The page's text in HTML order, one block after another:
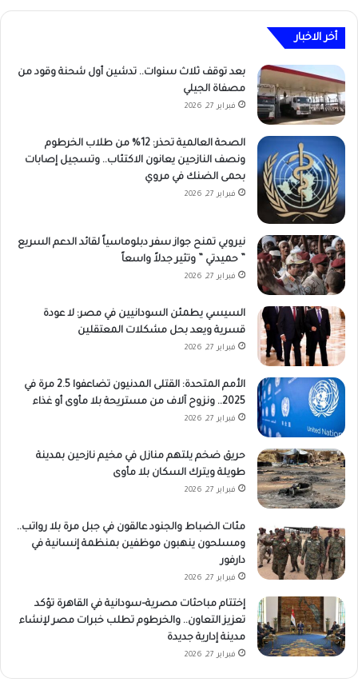
أخر الاخبار
بعد توقف ثلاث سنوات.. تدشين أول شحنة وقود من
مصفاة الجيلي
فبراير 27, 2026
الصحة العالمية تحذر: 12% من طلاب الخرطوم
ونصف النازحين يعانون الاكتئاب.. وتسجيل إصابات
بحمى الضنك في مروي
فبراير 27, 2026
نيروبي تمنح جواز سفر دبلوماسياً لقائد الدعم السريع
” حميدتي ” وتثير جدلاً واسعاً
فبراير 27, 2026
السيسي يطمئن السودانيين في مصر: لا عودة
قسرية ويعد بحل مشكلات المعتقلين
فبراير 27, 2026
الأمم المتحدة: القتلى المدنيون تضاعفوا 2.5 مرة في
2025.. ونزوح آلاف من مستريحة بلا مأوى أو غذاء
فبراير 27, 2026
حريق ضخم يلتهم منازل في مخيم نازحين بمدينة
طويلة ويترك السكان بلا مأوى
فبراير 27, 2026
مئات الضباط والجنود عالقون في جبل مرة بلا رواتب..
ومسلحون ينهبون موظفين بمنظمة إنسانية في
دارفور
فبراير 27, 2026
إختتام مباحثات مصرية–سودانية في القاهرة تؤكد
تعزيز التعاون.. والخرطوم تطلب خبرات مصر لإنشاء
مدينة إدارية جديدة
فبراير 27, 2026